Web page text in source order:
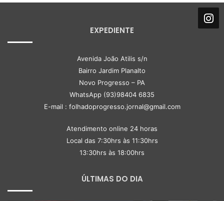
EXPEDIENTE
Avenida João Atilis s/n
Bairro Jardim Planalto
Novo Progresso – PA
WhatsApp (93)98404 6835
E-mail : folhadoprogresso.jornal@gmail.com
Atendimento online 24 horas
Local das 7:30hrs às 11:30hrs
13:30hrs às 18:00hrs
ÚLTIMAS DO DIA